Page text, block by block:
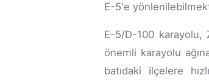
E-5'e
E-5/D-100 karayolu,
önemli karayolu
batıdaki ilçelere